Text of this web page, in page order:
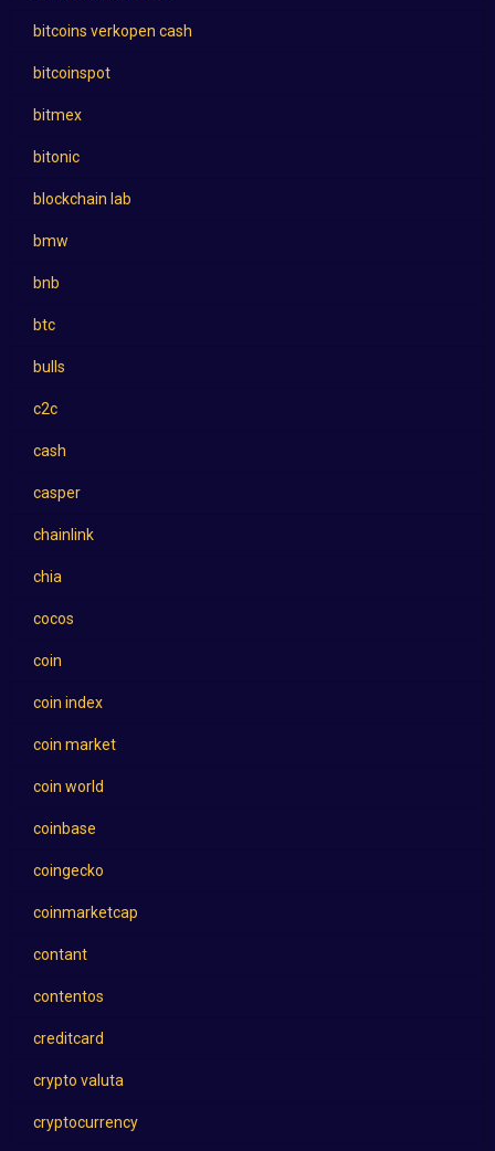
bitcoins verkopen cash
bitcoinspot
bitmex
bitonic
blockchain lab
bmw
bnb
btc
bulls
c2c
cash
casper
chainlink
chia
cocos
coin
coin index
coin market
coin world
coinbase
coingecko
coinmarketcap
contant
contentos
creditcard
crypto valuta
cryptocurrency